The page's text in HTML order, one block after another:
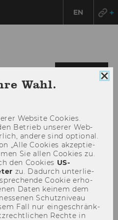
EN
MENÜ
Wahl.
Web­site Coo­kies.
Be­trieb un­se­rer Web­
an­de­re sind op­tio­nal.
„Alle Coo­kies ak­zep­tie­
Sie allen Coo­kies zu.
den Coo­kies US-​
zu. Da­durch un­ter­lie­
Coo­kie er­ho­
Daten kei­nem dem
Schutz­ni­veau
Fall nur ein­ge­schränk­
Rech­te in